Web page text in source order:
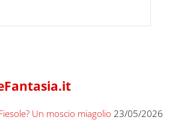
Un moscio miagolio 23/05/2026